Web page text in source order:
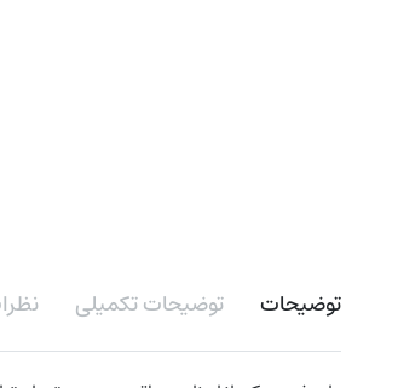
توضیحات توضیحات تکمیلی